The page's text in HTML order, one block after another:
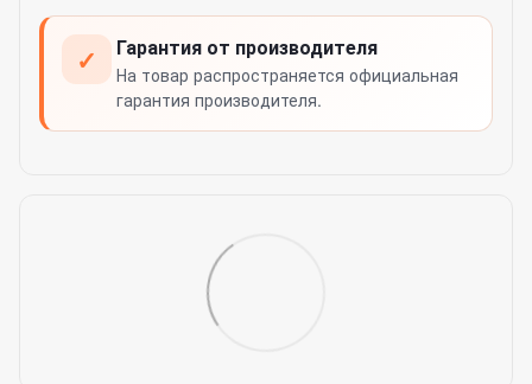
✓ Гарантия от производителя
На товар распространяется официальная
гарантия производителя.